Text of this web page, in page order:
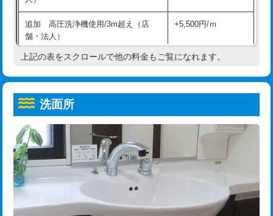
コンクリート斫り（厚さ10㎝超え）
モルタル補修（厚さ10㎝まで） 27,500円
モルタル補修（厚さ10㎝超え） 38,500円
洗面台設置 38,500円
追加人工
廃棄・処分 現場見積
※給水管工事は20mmまでの価格です。
給水管工事※（ホール加工)
給水管工事※（バンド止め) 3,300円
給水管工事※（支持金具設置) 5,500円
給水管工事※（保温材使用（バンド止
め込み）)
5,500円
給水管工事※（土の掘削・埋め戻し作
業)
11,000円
給水管工事※（塩ビ管（VP・HI）使
用/3ｍまで)
33,000円
給水管工事※（塩ビ管（VP・HI）使
用（追加）/3ｍ超え)
追加 高圧洗浄機使用/3m超え（店
舗・法人）
+5,500円/ｍ
高度高圧洗浄換 現地調査
トーラー機使用/3mまで
追加トーラー機使用/3m超え +3,300円
カメラ調査 33,000円
桝清掃
止水・漏水調査・防水処理・清掃・修
11,000円
上記の表をスクロールで他の料金もご覧になれます。
洗面所